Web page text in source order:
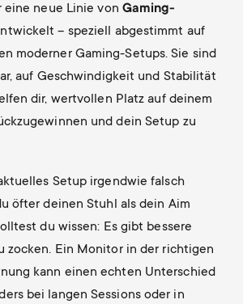
eine neue Linie von Gaming-
– speziell abgestimmt auf
moderner Gaming-Setups. Sie sind
auf Geschwindigkeit und Stabilität
dir, wertvollen Platz auf deinem
und dein Setup zu
Setup irgendwie falsch
öfter deinen Stuhl als dein Aim
du wissen: Es gibt bessere
zocken. Ein Monitor in der richtigen
kann einen echten Unterschied
bei langen Sessions oder in